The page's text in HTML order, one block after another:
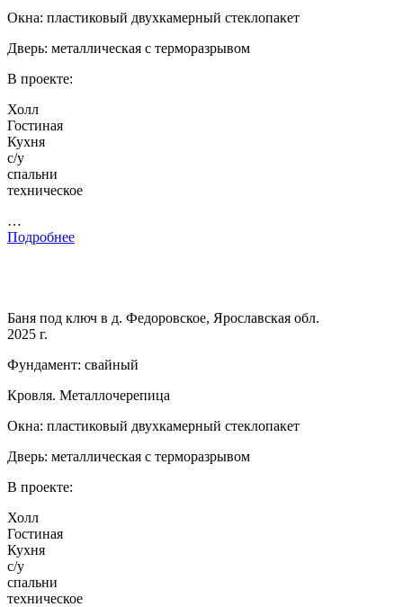
Окна: пластиковый двухкамерный стеклопакет
Дверь: металлическая с терморазрывом
В проекте:
Холл
Гостиная
Кухня
с/у
спальни
техническое
…
Подробнее
Баня под ключ в д. Федоровское, Ярославская обл.
2025 г.
Фундамент: свайный
Кровля. Металлочерепица
Окна: пластиковый двухкамерный стеклопакет
Дверь: металлическая с терморазрывом
В проекте:
Холл
Гостиная
Кухня
с/у
спальни
техническое